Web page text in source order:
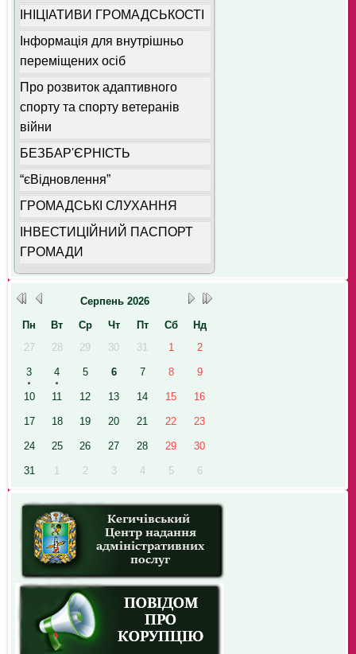
ІНІЦІАТИВИ ГРОМАДСЬКОСТІ
Інформація для внутрішньо
переміщених осіб
Про розвиток адаптивного
спорту та спорту ветеранів
війни
БЕЗБАР'ЄРНІСТЬ
“єВідновлення”
ГРОМАДСЬКІ СЛУХАННЯ
ІНВЕСТИЦІЙНИЙ ПАСПОРТ
ГРОМАДИ
Серпень 2026
Пн
Вт Ср Чт Пт Сб
Нд
27
28 29 30 31 1 2
3 4 5 6 7 8 9
10 11 12 13 14 15 16
17 18 19 20 21 22 23
24 25 26 27 28 29 30
31 1 2 3 4 5 6